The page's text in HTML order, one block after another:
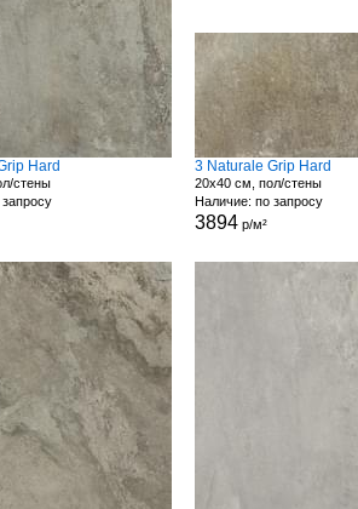
Hard
стены
3 Naturale Grip Hard
20x40 см, пол/стены
Наличие: по запросу
3894р/м²